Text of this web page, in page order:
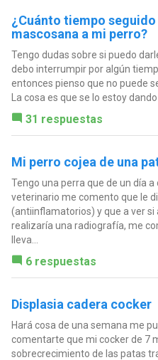
¿Cuánto tiempo
mascosana a mi perro?
Tengo dudas sobre si puedo
debo interrumpir por algún
entonces pienso que no puede
La cosa es que se lo estoy
31 respuestas
Mi perro cojea de una
Tengo una perra que de un día
veterinario me comento que le
(antiinflamatorios) y que a ver si
realizaría una radiografía, me
lleva...
6 respuestas
Displasia cadera cocker
Hará cosa de una semana me
comentarte que mi cocker de 7
sobrecrecimiento de las patas